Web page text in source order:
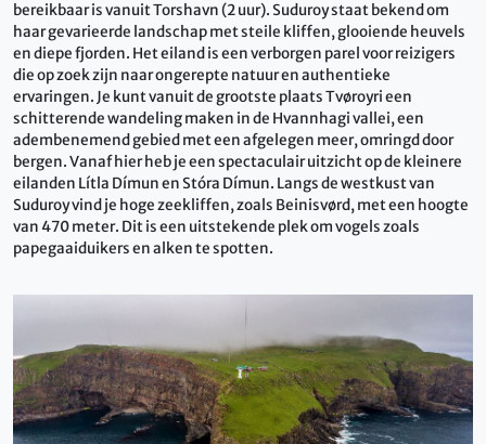
bereikbaar is vanuit Torshavn (2 uur). Suduroy staat bekend om
haar gevarieerde landschap met steile kliffen, glooiende heuvels
en diepe fjorden. Het eiland is een verborgen parel voor reizigers
die op zoek zijn naar ongerepte natuur en authentieke
ervaringen. Je kunt vanuit de grootste plaats Tvøroyri een
schitterende wandeling maken in de Hvannhagi vallei, een
adembenemend gebied met een afgelegen meer, omringd door
bergen. Vanaf hier heb je een spectaculair uitzicht op de kleinere
eilanden Lítla Dímun en Stóra Dímun. Langs de westkust van
Suduroy vind je hoge zeekliffen, zoals Beinisvørd, met een hoogte
van 470 meter. Dit is een uitstekende plek om vogels zoals
papegaaiduikers en alken te spotten.